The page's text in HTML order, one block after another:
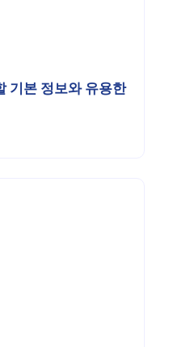
기본 정보와 유용한